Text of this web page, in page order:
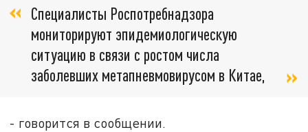
Специалисты Роспотребнадзора
мониторируют эпидемиологическую
ситуацию в связи с ростом числа
заболевших метапневмовирусом в Китае,
- говорится в сообщении.